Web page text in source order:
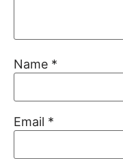
Name *
Email *